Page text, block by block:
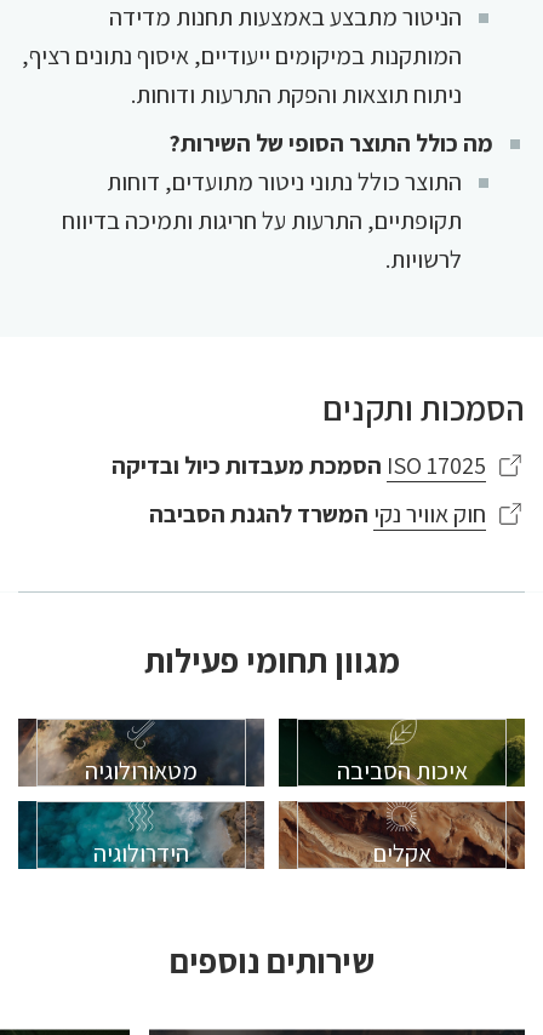
הניטור מתבצע באמצעות תחנות מדידה
המותקנות במיקומים ייעודיים, איסוף נתונים רציף,
ניתוח תוצאות והפקת התרעות ודוחות.
מה כולל התוצר הסופי של השירות?
התוצר כולל נתוני ניטור מתועדים, דוחות
תקופתיים, התרעות על חריגות ותמיכה בדיווח
לרשויות.
הסמכות ותקנים
ISO 17025 הסמכת מעבדות כיול ובדיקה
חוק אוויר נקי המשרד להגנת הסביבה
מגוון תחומי פעילות
איכות הסביבה מטאורולוגיה
אקלים הידרולוגיה
שירותים נוספים